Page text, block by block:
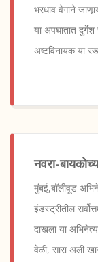
भरधाव वेगाने
या अपघातात
अष्टविनायक या
नवरा-
मुंबई,बॉलीवूड
इंडस्ट्रीतील
दाखला या
वेळी, सारा अली